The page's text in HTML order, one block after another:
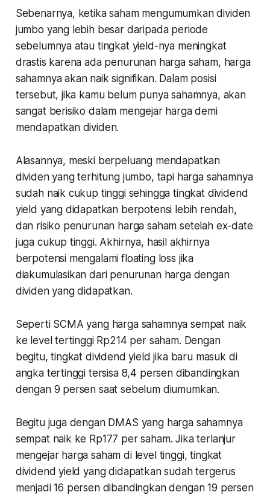
Sebenarnya, ketika saham mengumumkan dividen
jumbo yang lebih besar daripada periode
sebelumnya atau tingkat yield-nya meningkat
drastis karena ada penurunan harga saham, harga
sahamnya akan naik signifikan. Dalam posisi
tersebut, jika kamu belum punya sahamnya, akan
sangat berisiko dalam mengejar harga demi
mendapatkan dividen.
Alasannya, meski berpeluang mendapatkan
dividen yang terhitung jumbo, tapi harga sahamnya
sudah naik cukup tinggi sehingga tingkat dividend
yield yang didapatkan berpotensi lebih rendah,
dan risiko penurunan harga saham setelah ex-date
juga cukup tinggi. Akhirnya, hasil akhirnya
berpotensi mengalami floating loss jika
diakumulasikan dari penurunan harga dengan
dividen yang didapatkan.
Seperti SCMA yang harga sahamnya sempat naik
ke level tertinggi Rp214 per saham. Dengan
begitu, tingkat dividend yield jika baru masuk di
angka tertinggi tersisa 8,4 persen dibandingkan
dengan 9 persen saat sebelum diumumkan.
Begitu juga dengan DMAS yang harga sahamnya
sempat naik ke Rp177 per saham. Jika terlanjur
mengejar harga saham di level tinggi, tingkat
dividend yield yang didapatkan sudah tergerus
menjadi 16 persen dibandingkan dengan 19 persen